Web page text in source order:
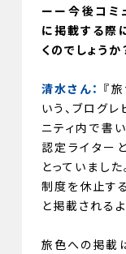
ーー今後コミ
に掲載する際
くのでしょうか
清水さん： 『
いう、ブログ
ニティ内で書
認定ライター
とっていまし
制度を休止す
と掲載される
旅色への掲載